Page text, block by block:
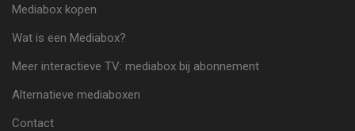
Mediabox kopen
Wat is een Mediabox?
Meer interactieve TV: mediabox bij abonnement
Alternatieve mediaboxen
Contact